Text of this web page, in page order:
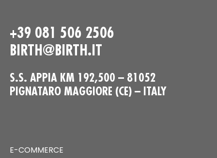
+39 081 506 2506
BIRTH@BIRTH.IT
S.S. APPIA KM 192,500 – 81052
PIGNATARO MAGGIORE (CE) – ITALY
E-COMMERCE